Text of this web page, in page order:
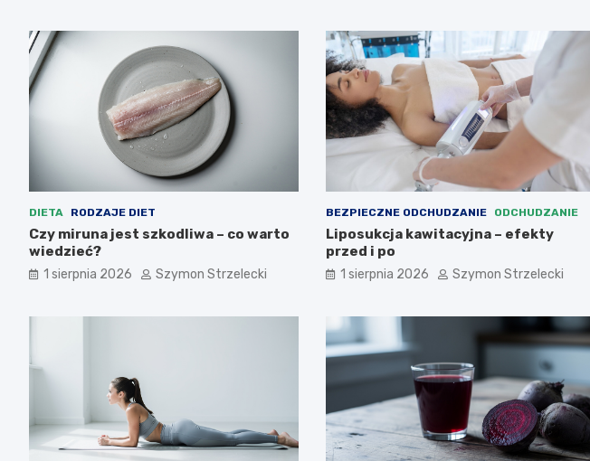
DIETA RODZAJE DIET
Czy miruna jest szkodliwa – co warto
wiedzieć?
1 sierpnia 2026 Szymon Strzelecki
BEZPIECZNE ODCHUDZANIE ODCHUDZANIE
Liposukcja kawitacyjna – efekty
przed i po
1 sierpnia 2026 Szymon Strzelecki